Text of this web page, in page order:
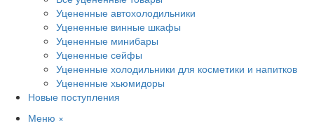
Уцененные автохолодильники
Уцененные винные шкафы
Уцененные минибары
Уцененные сейфы
Уцененные холодильники для косметики и напитков
Уцененные хьюмидоры
Новые поступления
Меню ×